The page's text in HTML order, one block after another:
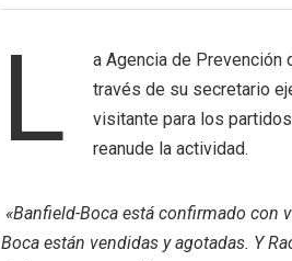
L
a Agencia de Prevención
través de su secretario
visitante para los
reanude la actividad.
«Banfield-Boca está confirmado con
Boca están vendidas y agotadas. Y